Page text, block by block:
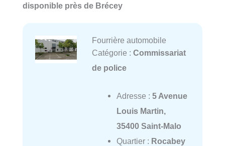
disponible près de Brécey
Fourrière automobile
Catégorie : Commissariat
de police
Adresse : 5 Avenue
Louis Martin,
35400 Saint-Malo
Quartier : Rocabey